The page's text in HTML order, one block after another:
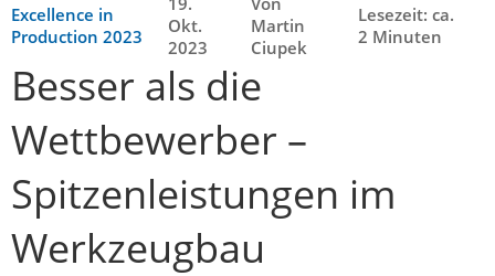
Excellence in
Production 2023
Okt.
2023
Martin
Ciupek
Lesezeit: ca.
2 Minuten
Besser als die
Wettbewerber –
Spitzenleistungen im
Werkzeugbau